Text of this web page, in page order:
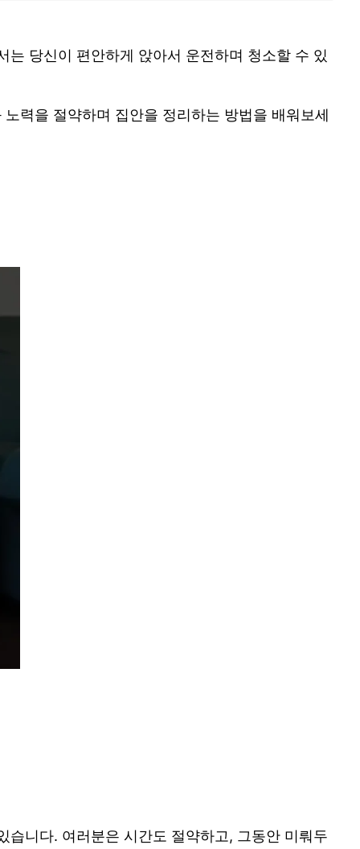
당신이 편안하게 앉아서 운전하며 청소할 수 있
력을 절약하며 집안을 정리하는 방법을 배워보세
니다. 여러분은 시간도 절약하고, 그동안 미뤄두